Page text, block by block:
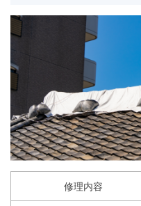
修理内容